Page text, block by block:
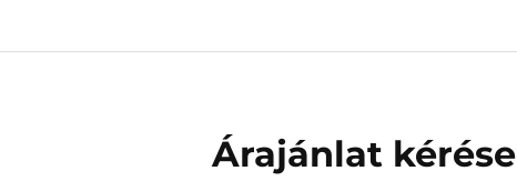
Árajánlat kérése